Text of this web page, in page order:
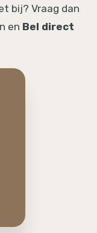
bij? Vraag dan
en Bel direct